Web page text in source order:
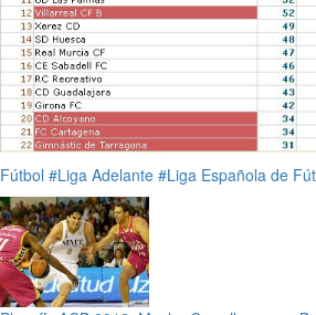
Fútbol #Liga Adelante #Liga Española de